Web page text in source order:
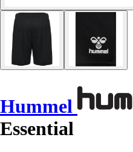
Hummel
Essential